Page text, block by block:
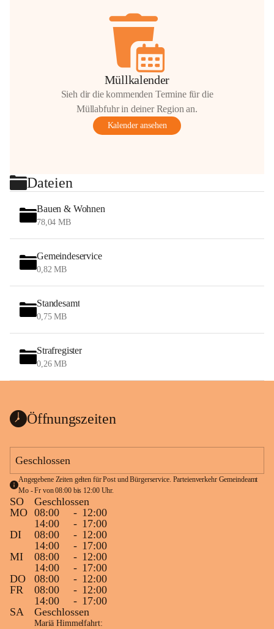
Müllkalender
Sieh dir die kommenden Termine für die
Müllabfuhr in deiner Region an.
Kalender ansehen
Dateien
Bauen & Wohnen
78,04 MB
Gemeindeservice
0,82 MB
Standesamt
0,75 MB
Strafregister
0,26 MB
Öffnungszeiten
Geschlossen
Angegebene Zeiten gelten für Post und Bürgerservice. Parteienverkehr Gemeindeamt
Mo - Fr von 08:00 bis 12:00 Uhr.
SO
Geschlossen
MO 08:00 - 12:00
14:00
- 17:00
DI
08:00 - 12:00
14:00
- 17:00
MI
08:00 - 12:00
14:00
- 17:00
DO
08:00 - 12:00
FR
08:00 - 12:00
14:00
- 17:00
SA
Geschlossen
Mariä Himmelfahrt: